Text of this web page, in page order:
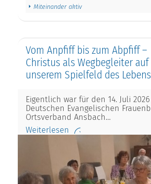
Miteinander aktiv
Vom Anpfiff bis zum Abpfiff –
Christus als Wegbegleiter auf
unserem Spielfeld des Lebens
Eigentlich war für den 14. Juli
Deutschen Evangelischen
Ortsverband Ansbach…
Weiterlesen